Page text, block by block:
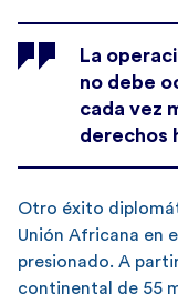
La
no debe
cada vez
derechos
Otro éxito
Unión Africana en
presionado. A
continental de 55